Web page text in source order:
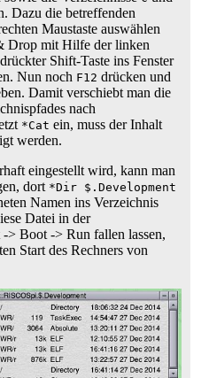
Dazu die betreffenden
Maustaste auswählen
Drop mit Hilfe der linken
Shift-Taste ins Fenster
Nun noch F12 drücken und
Damit verschiebt man die
nach
*Cat ein, muss der Inhalt
werden.
eingestellt wird, kann man
dort *Dir $.Development
Namen ins Verzeichnis
Datei in der
> Boot -> Run fallen lassen,
Start des Rechners von